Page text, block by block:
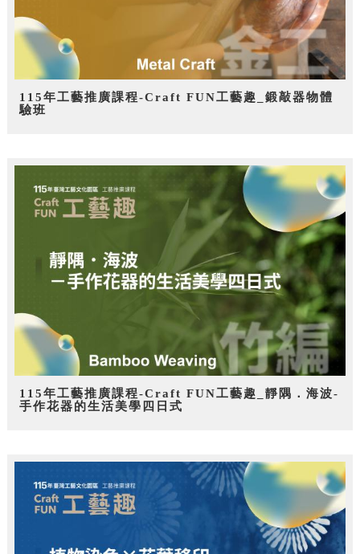
115年工藝推廣課程-Craft FUN工藝趣_鍛敲器物體
驗班
115年工藝推廣課程-Craft FUN工藝趣_靜隅．海波-
手作花器的生活美學四日式